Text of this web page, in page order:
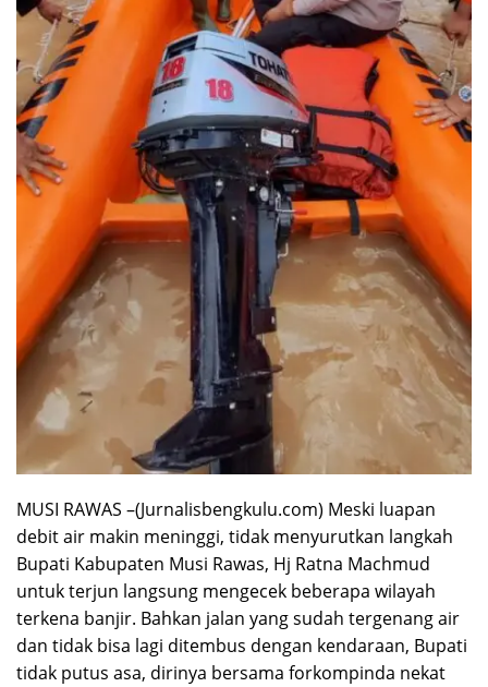
MUSI RAWAS –(Jurnalisbengkulu.com) Meski luapan
debit air makin meninggi, tidak menyurutkan langkah
Bupati Kabupaten Musi Rawas, Hj Ratna Machmud
untuk terjun langsung mengecek beberapa wilayah
terkena banjir. Bahkan jalan yang sudah tergenang air
dan tidak bisa lagi ditembus dengan kendaraan, Bupati
tidak putus asa, dirinya bersama forkompinda nekat